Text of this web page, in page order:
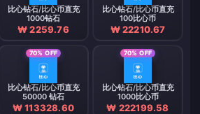
比心钻石/比心币直充
1000钻石
₩ 2259.76
比心钻石/比心币直充
100比心币
₩ 22210.67
70% OFF
比心钻石/比心币直充
50000 钻石
₩ 113328.60
70% OFF
比心钻石/比心币直充
1000比心币
₩ 222199.58